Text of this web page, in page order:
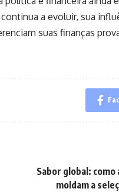
a evoluir, sua
suas finanças
Sabor global:
moldam a